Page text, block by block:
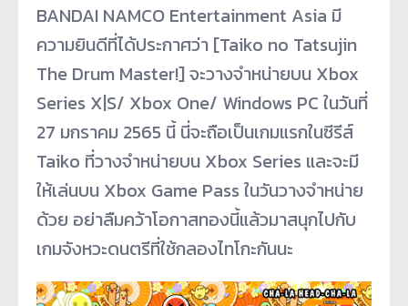
BANDAI NAMCO Entertainment Asia มี
ความยินดีที่ได้ประกาศว่า [Taiko no Tatsujin
The Drum Master!] จะวางจำหน่ายบน Xbox
Series X|S/ Xbox One/ Windows PC ในวันที่
27 มกราคม 2565 นี้ นี่จะถือเป็นเกมแรกในซีรีส์
Taiko ที่วางจำหน่ายบน Xbox Series และจะมี
ให้เล่นบน Xbox Game Pass ในวันวางจำหน่าย
ด้วย อย่าลืมคว้าโอกาสทองนี้แล้วมาสนุกไปกับ
เกมจังหวะดนตรีที่ใช้กลองไทโกะกันนะ